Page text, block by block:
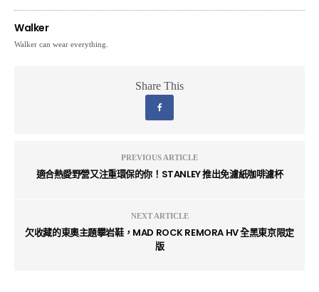
Walker
Walker can wear everything.
Share This
PREVIOUS ARTICLE
適合熱愛野營又注重環保的你！STANLEY 推出免濾紙咖啡濾杯
NEXT ARTICLE
欠收藏的東奧主題攀岩鞋，MAD ROCK REMORA HV 全黑東京限定
版